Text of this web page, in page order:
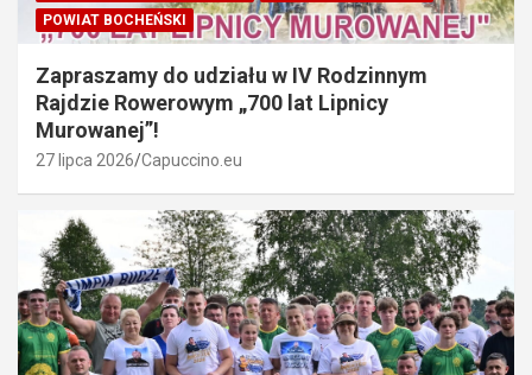
POWIAT BOCHEŃSKI
Zapraszamy do udziału w IV Rodzinnym
Rajdzie Rowerowym „700 lat Lipnicy
Murowanej”!
27 lipca 2026 Capuccino.eu